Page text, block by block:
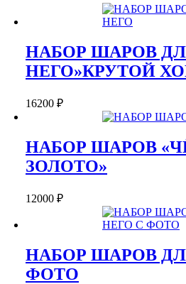
НАБОР ШАРОВ
НЕГО»КРУТОЙ
16200 ₽
НАБОР ШАРОВ
ЗОЛОТО»
12000 ₽
НАБОР ШАРОВ
ФОТО